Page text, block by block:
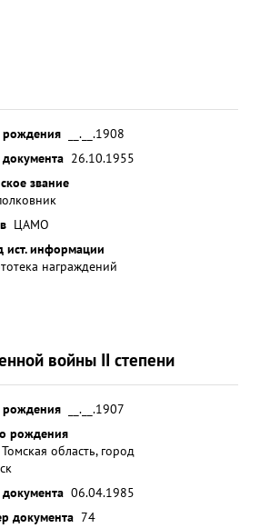
рождения
__.__.1908
26.10.1955
звание
ЦАМО
ист. информации
награждений
войны II степени
рождения
__.__.1907
рождения
область, город
06.04.1985
документа 74